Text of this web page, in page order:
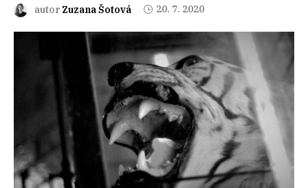
autor Zuzana Šotová 20. 7. 2020